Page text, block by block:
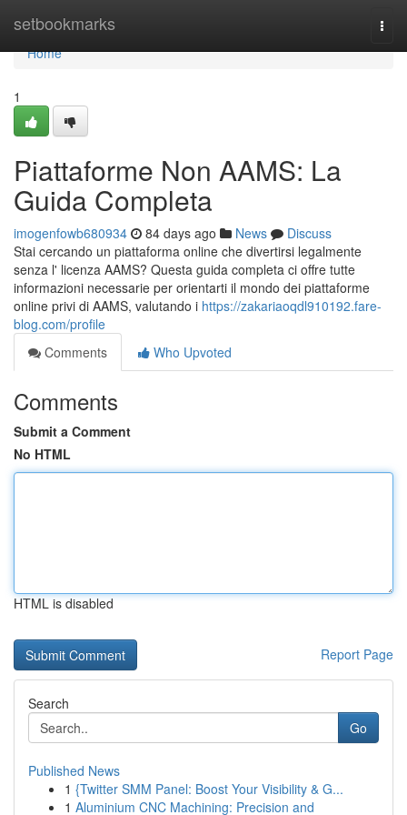
setbookmarks
Home
Home
1
Piattaforme Non AAMS: La
Guida Completa
imogenfowb680934 84 days ago News
Discuss
Stai cercando un piattaforma online che divertirsi legalmente
senza l' licenza AAMS? Questa guida completa ci offre tutte
informazioni necessarie per orientarti il mondo dei piattaforme
online privi di AAMS, valutando i https://zakariaoqdl910192.fare-
blog.com/profile
Comments
Who Upvoted
Comments
Submit a Comment
No HTML
HTML is disabled
Report Page
Search
Go
Published News
1 {Twitter SMM Panel: Boost Your Visibility & G...
1 Aluminium CNC Machining: Precision and